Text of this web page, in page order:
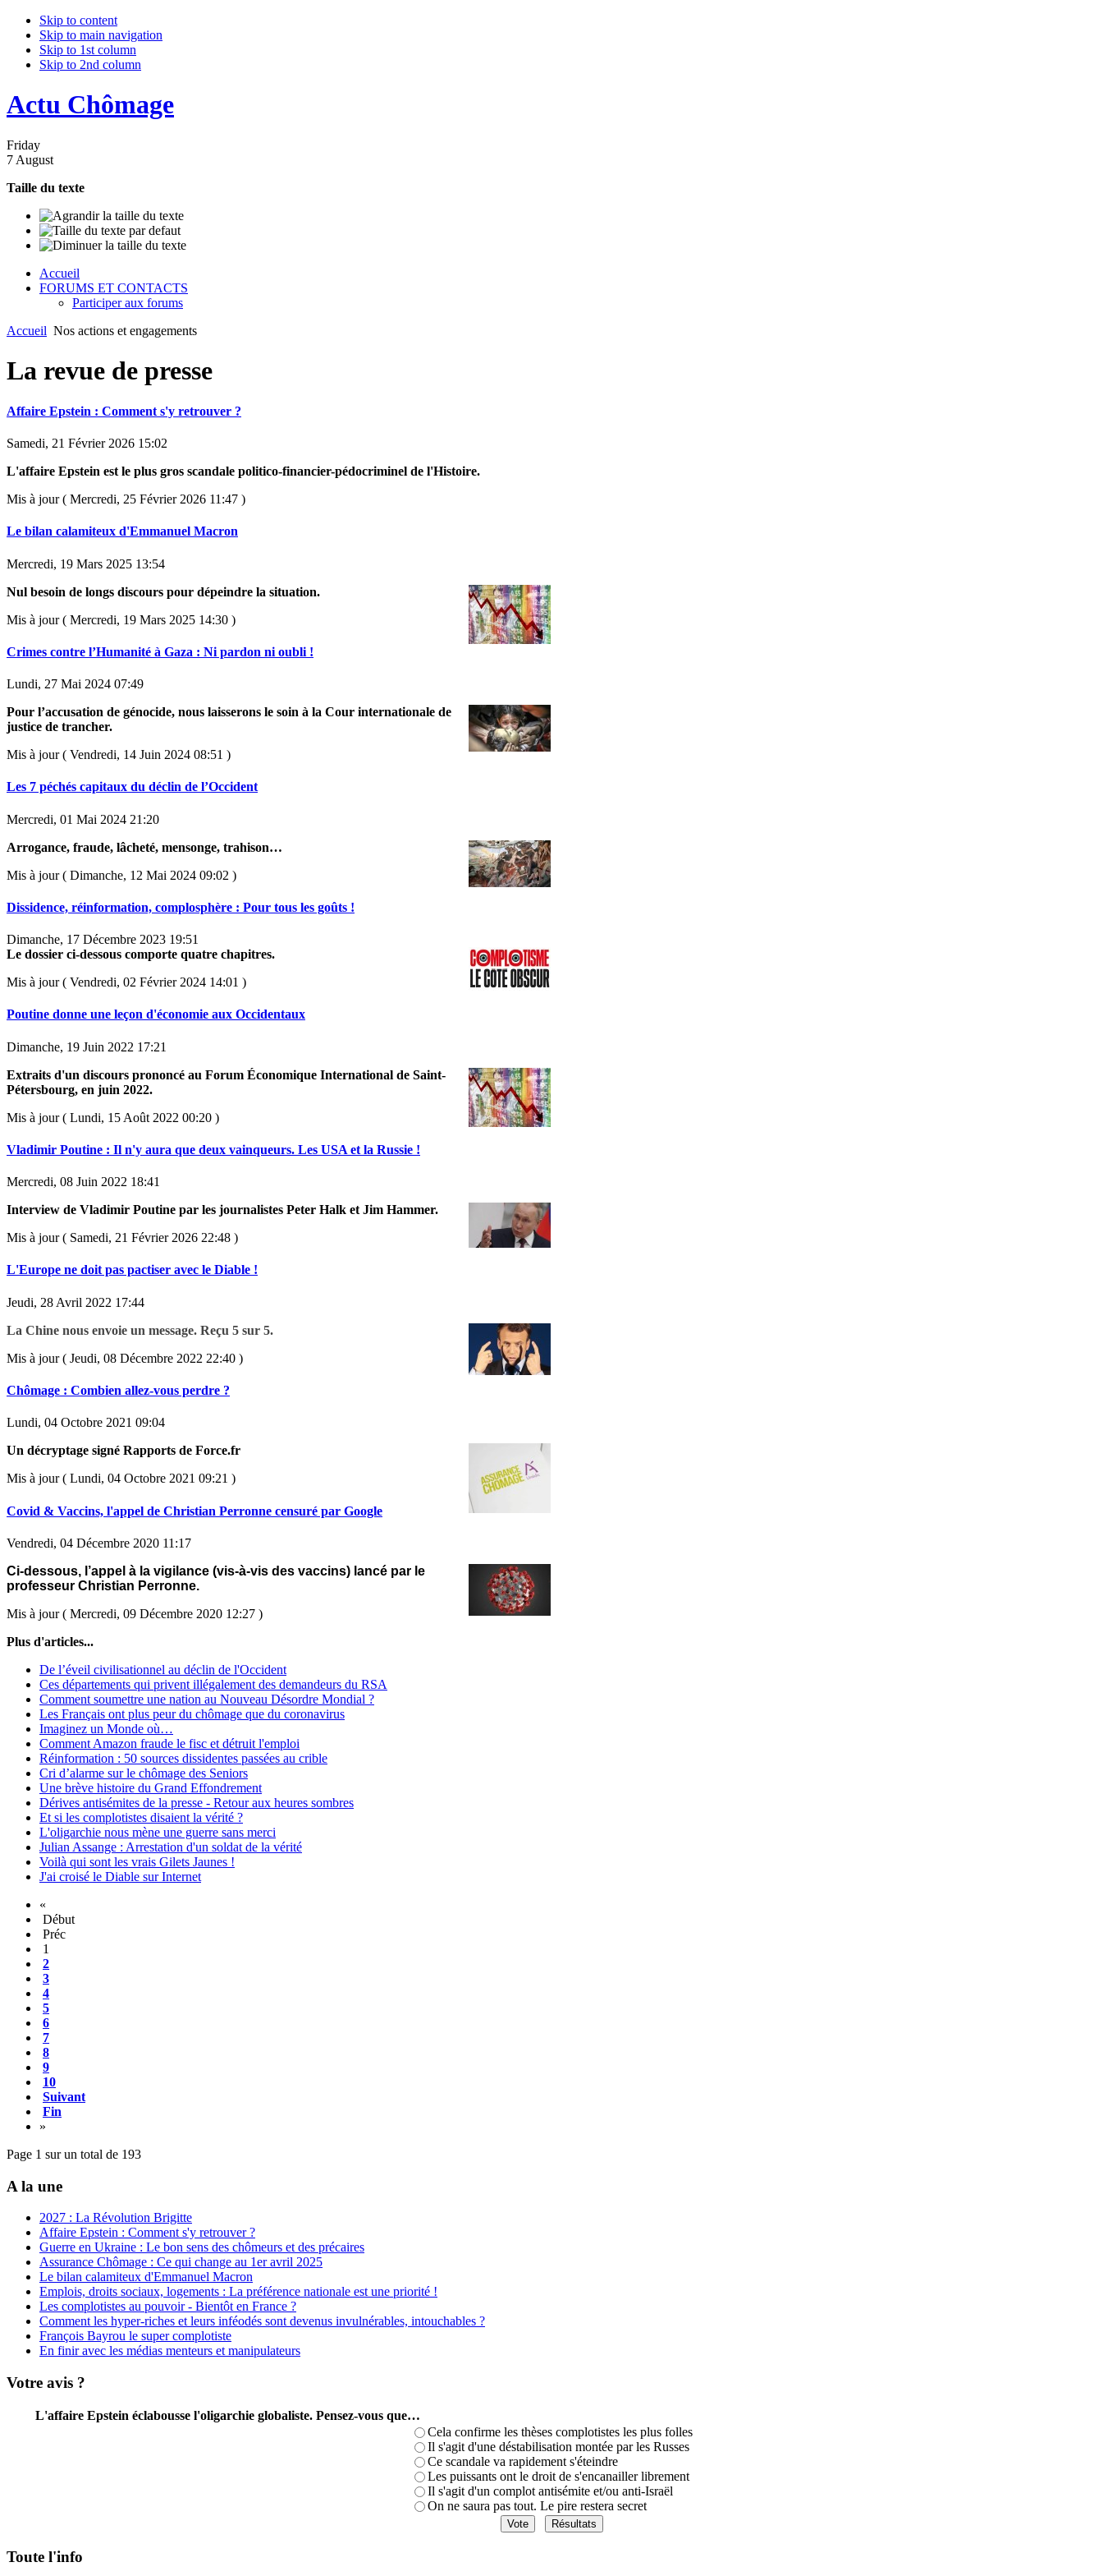
Skip to content
Skip to main navigation
Skip to 1st column
Skip to 2nd column
Actu Chômage
Friday
7 August
Taille du texte
Accueil
FORUMS ET CONTACTS
Participer aux forums
Accueil Nos actions et engagements
La revue de presse
Affaire Epstein : Comment s'y retrouver ?
Samedi, 21 Février 2026 15:02
L'affaire Epstein est le plus gros scandale politico-financier-pédocriminel de l'Histoire.
Mis à jour ( Mercredi, 25 Février 2026 11:47 )
Le bilan calamiteux d'Emmanuel Macron
Mercredi, 19 Mars 2025 13:54
Nul besoin de longs discours pour dépeindre la situation.
Mis à jour ( Mercredi, 19 Mars 2025 14:30 )
Crimes contre l’Humanité à Gaza : Ni pardon ni oubli !
Lundi, 27 Mai 2024 07:49
Pour l’accusation de génocide, nous laisserons le soin à la Cour internationale de
justice de trancher.
Mis à jour ( Vendredi, 14 Juin 2024 08:51 )
Les 7 péchés capitaux du déclin de l’Occident
Mercredi, 01 Mai 2024 21:20
Arrogance, fraude, lâcheté, mensonge, trahison…
Mis à jour ( Dimanche, 12 Mai 2024 09:02 )
Dissidence, réinformation, complosphère : Pour tous les goûts !
Dimanche, 17 Décembre 2023 19:51
Le dossier ci-dessous comporte quatre chapitres.
Mis à jour ( Vendredi, 02 Février 2024 14:01 )
Poutine donne une leçon d'économie aux Occidentaux
Dimanche, 19 Juin 2022 17:21
Extraits d'un discours prononcé au Forum Économique International de Saint-
Pétersbourg, en juin 2022.
Mis à jour ( Lundi, 15 Août 2022 00:20 )
Vladimir Poutine : Il n'y aura que deux vainqueurs. Les USA et la Russie !
Mercredi, 08 Juin 2022 18:41
Interview de Vladimir Poutine par les journalistes Peter Halk et Jim Hammer.
Mis à jour ( Samedi, 21 Février 2026 22:48 )
L'Europe ne doit pas pactiser avec le Diable !
Jeudi, 28 Avril 2022 17:44
La Chine nous envoie un message. Reçu 5 sur 5.
Mis à jour ( Jeudi, 08 Décembre 2022 22:40 )
Chômage : Combien allez-vous perdre ?
Lundi, 04 Octobre 2021 09:04
Un décryptage signé Rapports de Force.fr
Mis à jour ( Lundi, 04 Octobre 2021 09:21 )
Covid & Vaccins, l'appel de Christian Perronne censuré par Google
Vendredi, 04 Décembre 2020 11:17
Ci-dessous, l’appel à la vigilance (vis-à-vis des vaccins) lancé par le
professeur Christian Perronne.
Mis à jour ( Mercredi, 09 Décembre 2020 12:27 )
Plus d'articles...
De l’éveil civilisationnel au déclin de l'Occident
Ces départements qui privent illégalement des demandeurs du RSA
Comment soumettre une nation au Nouveau Désordre Mondial ?
Les Français ont plus peur du chômage que du coronavirus
Imaginez un Monde où…
Comment Amazon fraude le fisc et détruit l'emploi
Réinformation : 50 sources dissidentes passées au crible
Cri d’alarme sur le chômage des Seniors
Une brève histoire du Grand Effondrement
Dérives antisémites de la presse - Retour aux heures sombres
Et si les complotistes disaient la vérité ?
L'oligarchie nous mène une guerre sans merci
Julian Assange : Arrestation d'un soldat de la vérité
Voilà qui sont les vrais Gilets Jaunes !
J'ai croisé le Diable sur Internet
«
Début
Préc
1
2
3
4
5
6
7
8
9
10
Suivant
Fin
»
Page 1 sur un total de 193
A la une
2027 : La Révolution Brigitte
Affaire Epstein : Comment s'y retrouver ?
Guerre en Ukraine : Le bon sens des chômeurs et des précaires
Assurance Chômage : Ce qui change au 1er avril 2025
Le bilan calamiteux d'Emmanuel Macron
Emplois, droits sociaux, logements : La préférence nationale est une priorité !
Les complotistes au pouvoir - Bientôt en France ?
Comment les hyper-riches et leurs inféodés sont devenus invulnérables, intouchables ?
François Bayrou le super complotiste
En finir avec les médias menteurs et manipulateurs
Votre avis ?
L'affaire Epstein éclabousse l'oligarchie globaliste. Pensez-vous que…
Cela confirme les thèses complotistes les plus folles
Il s'agit d'une déstabilisation montée par les Russes
Ce scandale va rapidement s'éteindre
Les puissants ont le droit de s'encanailler librement
Il s'agit d'un complot antisémite et/ou anti-Israël
On ne saura pas tout. Le pire restera secret
Toute l'info